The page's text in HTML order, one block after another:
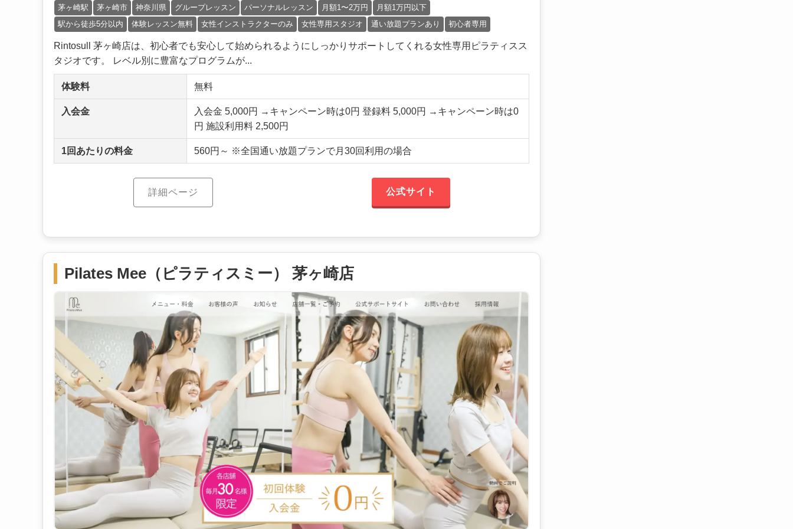
茅ヶ崎駅 茅ヶ崎市 神奈川県 グループレッスン パーソナルレッスン 月額1〜2万円
月額1万円以下
駅から徒歩5分以内
体験レッスン無料 女性インストラクターのみ 女性専用スタジオ 通い放題プランあり 初心者専用
Rintosull 茅ヶ崎店は、初心者でも安心して始められるようにしっかりサポートしてくれる女性専用ピラティスス
タジオです。 レベル別に豊富なプログラムが...
体験料 無料
入会金
入会金 5,000円 →キャンペーン時は0円 登録料 5,000円 →キャンペーン時は0
円 施設利用料 2,500円
1回あたりの料金 560円～ ※全国通い放題プランで月30回利用の場合
詳細ページ 公式サイト
Pilates Mee（ピラティスミー） 茅ヶ崎店